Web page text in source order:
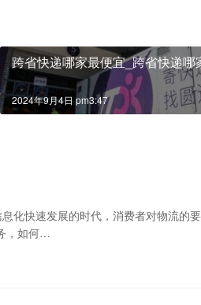
跨省快递哪家最便宜_跨省快递哪
2024年9月4日 pm3:47
化快速发展的时代，消费者对物流的
，如何…